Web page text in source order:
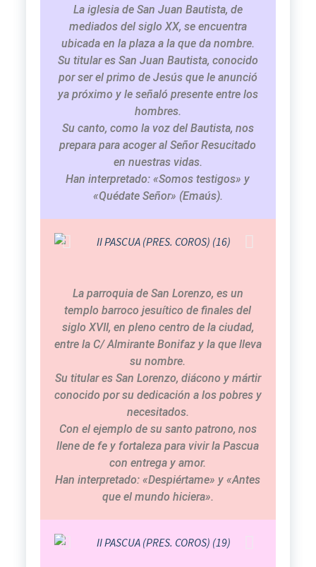
La iglesia de San Juan Bautista, de
mediados del siglo XX, se encuentra
ubicada en la plaza a la que da nombre.
Su titular es San Juan Bautista, conocido
por ser el primo de Jesús que le anunció
ya próximo y le señaló presente entre los
hombres.
Su canto, como la voz del Bautista, nos
prepara para acoger al Señor Resucitado
en nuestras vidas.
Han interpretado: «Somos testigos» y
«Quédate Señor» (Emaús).
La parroquia de San Lorenzo, es un
templo barroco jesuítico de finales del
siglo XVII, en pleno centro de la ciudad,
entre la C/ Almirante Bonifaz y la que lleva
su nombre.
Su titular es San Lorenzo, diácono y mártir
conocido por su dedicación a los pobres y
necesitados.
Con el ejemplo de su santo patrono, nos
llene de fe y fortaleza para vivir la Pascua
con entrega y amor.
Han interpretado: «Despiértame» y «Antes
que el mundo hiciera».